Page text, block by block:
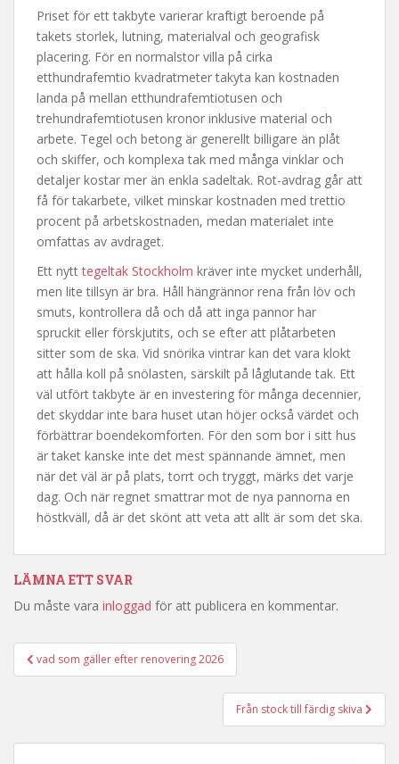
Priset för ett takbyte varierar kraftigt beroende på
takets storlek, lutning, materialval och geografisk
placering. För en normalstor villa på cirka
etthundrafemtio kvadratmeter takyta kan kostnaden
landa på mellan etthundrafemtiotusen och
trehundrafemtiotusen kronor inklusive material och
arbete. Tegel och betong är generellt billigare än plåt
och skiffer, och komplexa tak med många vinklar och
detaljer kostar mer än enkla sadeltak. Rot-avdrag går att
få för takarbete, vilket minskar kostnaden med trettio
procent på arbetskostnaden, medan materialet inte
omfattas av avdraget.
Ett nytttegeltak Stockholm kräver inte mycket underhåll,
men lite tillsyn är bra. Håll hängrännor rena från löv och
smuts, kontrollera då och då att inga pannor har
spruckit eller förskjutits, och se efter att plåtarbeten
sitter som de ska. Vid snörika vintrar kan det vara klokt
att hålla koll på snölasten, särskilt på låglutande tak. Ett
väl utfört takbyte är en investering för många decennier,
det skyddar inte bara huset utan höjer också värdet och
förbättrar boendekomforten. För den som bor i sitt hus
är taket kanske inte det mest spännande ämnet, men
när det väl är på plats, torrt och tryggt, märks det varje
dag. Och när regnet smattrar mot de nya pannorna en
höstkväll, då är det skönt att veta att allt är som det ska.
LÄMNA ETT SVAR
Du måste vara inloggad för att publicera en kommentar.
Inläggsnavigering
vad som gäller efter renovering 2026
Från stock till färdig skiva